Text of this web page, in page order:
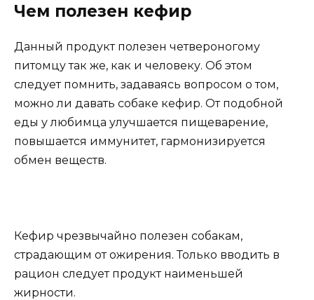
Чем полезен кефир
Данный продукт полезен четвероногому
питомцу так же, как и человеку. Об этом
следует помнить, задаваясь вопросом о том,
можно ли давать собаке кефир. От подобной
еды у любимца улучшается пищеварение,
повышается иммунитет, гармонизируется
обмен веществ.
Кефир чрезвычайно полезен собакам,
страдающим от ожирения. Только вводить в
рацион следует продукт наименьшей
жирности.